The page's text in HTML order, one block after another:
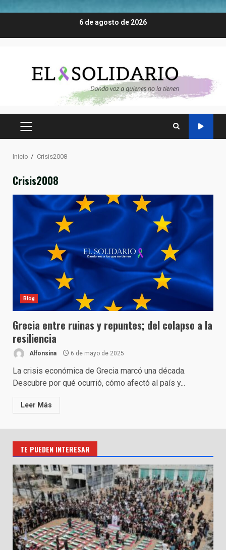
6 de agosto de 2026
MENÚ
Inicio Crisis2008
Crisis2008
Blog
Grecia entre ruinas y repuntes; del colapso a la
resiliencia
Alfonsina 6 de mayo de 2025
La crisis económica de Grecia marcó una década.
Descubre por qué ocurrió, cómo afectó al país y...
Leer Más
TE PUEDEN INTERESAR